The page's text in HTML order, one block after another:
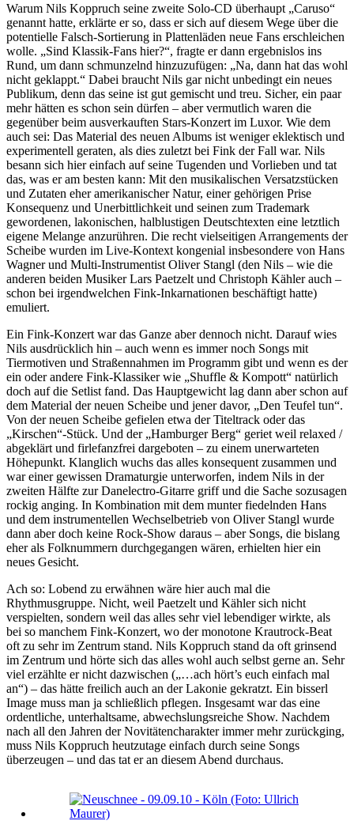
Warum Nils Koppruch seine zweite Solo-CD überhaupt „Caruso“
genannt hatte, erklärte er so, dass er sich auf diesem Wege über die
potentielle Falsch-Sortierung in Plattenläden neue Fans erschleichen
wolle. „Sind Klassik-Fans hier?“, fragte er dann ergebnislos ins
Rund, um dann schmunzelnd hinzuzufügen: „Na, dann hat das wohl
nicht geklappt.“ Dabei braucht Nils gar nicht unbedingt ein neues
Publikum, denn das seine ist gut gemischt und treu. Sicher, ein paar
mehr hätten es schon sein dürfen – aber vermutlich waren die
gegenüber beim ausverkauften Stars-Konzert im Luxor. Wie dem
auch sei: Das Material des neuen Albums ist weniger eklektisch und
experimentell geraten, als dies zuletzt bei Fink der Fall war. Nils
besann sich hier einfach auf seine Tugenden und Vorlieben und tat
das, was er am besten kann: Mit den musikalischen Versatzstücken
und Zutaten eher amerikanischer Natur, einer gehörigen Prise
Konsequenz und Unerbittlichkeit und seinen zum Trademark
gewordenen, lakonischen, halblustigen Deutschtexten eine letztlich
eigene Melange anzurühren. Die recht vielseitigen Arrangements der
Scheibe wurden im Live-Kontext kongenial insbesondere von Hans
Wagner und Multi-Instrumentist Oliver Stangl (den Nils – wie die
anderen beiden Musiker Lars Paetzelt und Christoph Kähler auch –
schon bei irgendwelchen Fink-Inkarnationen beschäftigt hatte)
emuliert.
Ein Fink-Konzert war das Ganze aber dennoch nicht. Darauf wies
Nils ausdrücklich hin – auch wenn es immer noch Songs mit
Tiermotiven und Straßennahmen im Programm gibt und wenn es der
ein oder andere Fink-Klassiker wie „Shuffle & Kompott“ natürlich
doch auf die Setlist fand. Das Hauptgewicht lag dann aber schon auf
dem Material der neuen Scheibe und jener davor, „Den Teufel tun“.
Von der neuen Scheibe gefielen etwa der Titeltrack oder das
„Kirschen“-Stück. Und der „Hamburger Berg“ geriet weil relaxed /
abgeklärt und firlefanzfrei dargeboten – zu einem unerwarteten
Höhepunkt. Klanglich wuchs das alles konsequent zusammen und
war einer gewissen Dramaturgie unterworfen, indem Nils in der
zweiten Hälfte zur Danelectro-Gitarre griff und die Sache sozusagen
rockig anging. In Kombination mit dem munter fiedelnden Hans
und dem instrumentellen Wechselbetrieb von Oliver Stangl wurde
dann aber doch keine Rock-Show daraus – aber Songs, die bislang
eher als Folknummern durchgegangen wären, erhielten hier ein
neues Gesicht.
Ach so: Lobend zu erwähnen wäre hier auch mal die
Rhythmusgruppe. Nicht, weil Paetzelt und Kähler sich nicht
verspielten, sondern weil das alles sehr viel lebendiger wirkte, als
bei so manchem Fink-Konzert, wo der monotone Krautrock-Beat
oft zu sehr im Zentrum stand. Nils Koppruch stand da oft grinsend
im Zentrum und hörte sich das alles wohl auch selbst gerne an. Sehr
viel erzählte er nicht dazwischen („…ach hört’s euch einfach mal
an“) – das hätte freilich auch an der Lakonie gekratzt. Ein bisserl
Image muss man ja schließlich pflegen. Insgesamt war das eine
ordentliche, unterhaltsame, abwechslungsreiche Show. Nachdem
nach all den Jahren der Novitätencharakter immer mehr zurückging,
muss Nils Koppruch heutzutage einfach durch seine Songs
überzeugen – und das tat er an diesem Abend durchaus.